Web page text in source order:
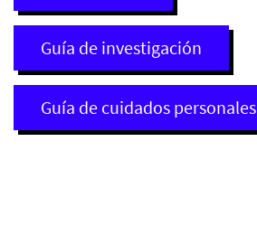
Guía de investigación
Guía de cuidados personales